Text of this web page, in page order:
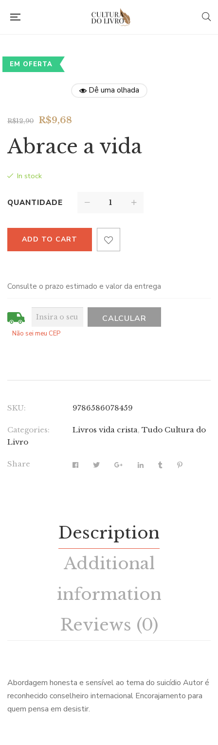
EM OFERTA
Dê uma olhada
R$12,90
Original
was:
R$9,68
is:
Abrace a vida
In stock
QUANTIDADE
ADD TO CART
Consulte o prazo estimado e valor da entrega
Não sei meu CEP
SKU: 9786586078459
Categories: Livros vida crista, Tudo Cultura do
Livro
Share
Description
Additional
information
Reviews (0)
Abordagem honesta e sensível ao tema do suicídio Autor é
reconhecido conselheiro internacional Encorajamento para
quem pensa em desistir.